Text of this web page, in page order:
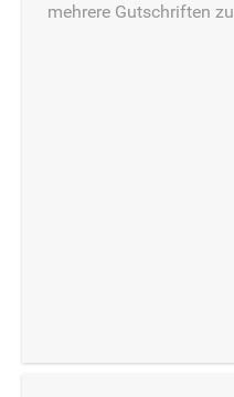
mehrere Gutschriften